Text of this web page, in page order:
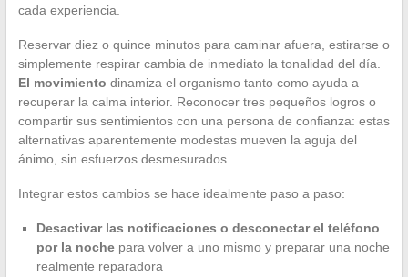
cada experiencia.
Reservar diez o quince minutos para caminar afuera, estirarse o
simplemente respirar cambia de inmediato la tonalidad del día.
El movimiento dinamiza el organismo tanto como ayuda a
recuperar la calma interior. Reconocer tres pequeños logros o
compartir sus sentimientos con una persona de confianza: estas
alternativas aparentemente modestas mueven la aguja del
ánimo, sin esfuerzos desmesurados.
Integrar estos cambios se hace idealmente paso a paso:
Desactivar las notificaciones o desconectar el teléfono
por la nochepara volver a uno mismo y preparar una noche
realmente reparadora